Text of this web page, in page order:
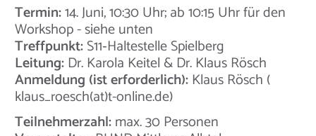
Termin:14. Juni, 10:30 Uhr; ab 10:15 Uhr für den
Workshop - siehe unten
Treffpunkt:S11‑Haltestelle Spielberg
Leitung: Dr. Karola Keitel & Dr. Klaus Rösch
Anmeldung (ist erforderlich):Klaus Rösch ​​(​​
klaus_roesch(at)t-online.de)
Teilnehmerzahl:max. 30 Personen